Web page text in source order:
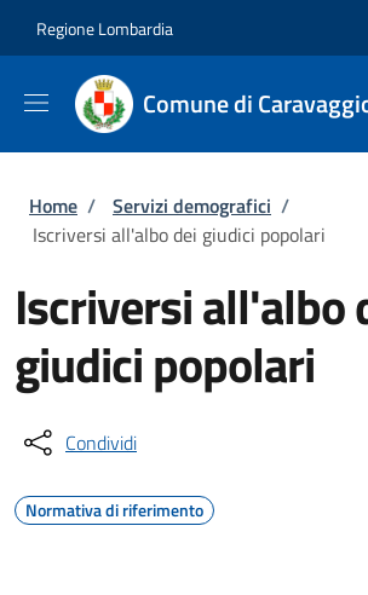
Regione Lombardia
Comune di
Briciole di pane
Home / Servizi demografici /
Iscriversi all'albo dei giudici popolari
Iscriversi all'albo
giudici popolari
Condividi
Normativa di riferimento